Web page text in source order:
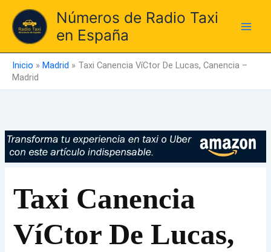
contenido
Números de Radio Taxi
en España
Inicio » Madrid » Taxi Canencia VíCtor De Lucas, Canencia –
Madrid
Taxi Canencia
VíCtor De Lucas,